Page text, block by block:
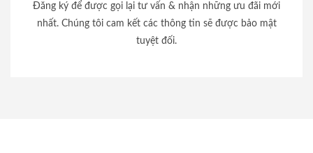
Đăng ký để được gọi lại tư vấn & nhận những ưu đãi mới
nhất. Chúng tôi cam kết các thông tin sẽ được bảo mật
tuyệt đối.